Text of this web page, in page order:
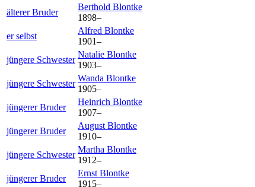
älterer Bruder
Berthold Blontke
1898–
er selbst
Alfred Blontke
1901–
jüngere Schwester
Natalie Blontke
1903–
jüngere Schwester
Wanda Blontke
1905–
jüngerer Bruder
Heinrich Blontke
1907–
jüngerer Bruder
August Blontke
1910–
jüngere Schwester
Martha Blontke
1912–
jüngerer Bruder
Ernst Blontke
1915–